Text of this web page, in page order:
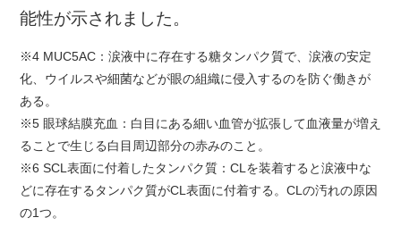
能性が示されました。
※4 MUC5AC：涙液中に存在する糖タンパク質で、涙液の安定
化、ウイルスや細菌などが眼の組織に侵入するのを防ぐ働きが
ある。
※5 眼球結膜充血：白目にある細い血管が拡張して血液量が増え
ることで生じる白目周辺部分の赤みのこと。
※6 SCL表面に付着したタンパク質：CLを装着すると涙液中な
どに存在するタンパク質がCL表面に付着する。CLの汚れの原因
の1つ。